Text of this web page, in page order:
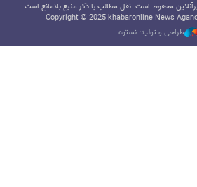
محفوظ است. نقل مطالب با ذکر منبع بلامانع است.
Copyright © 2025 khabaronline News
طراحی و تولید: نستوه